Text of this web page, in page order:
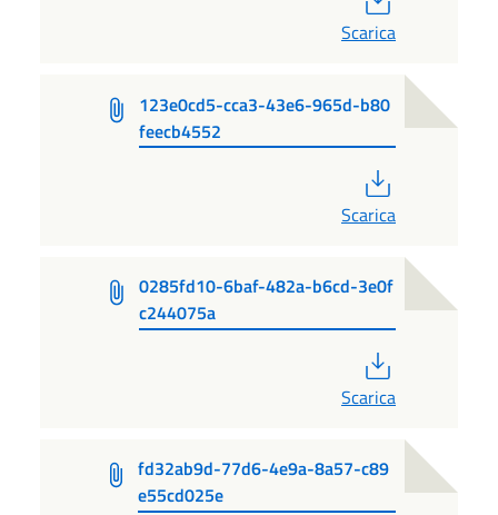
Scarica
123e0cd5-cca3-43e6-965d-b80
feecb4552
Scarica
0285fd10-6baf-482a-b6cd-3e0f
c244075a
Scarica
fd32ab9d-77d6-4e9a-8a57-c89
e55cd025e